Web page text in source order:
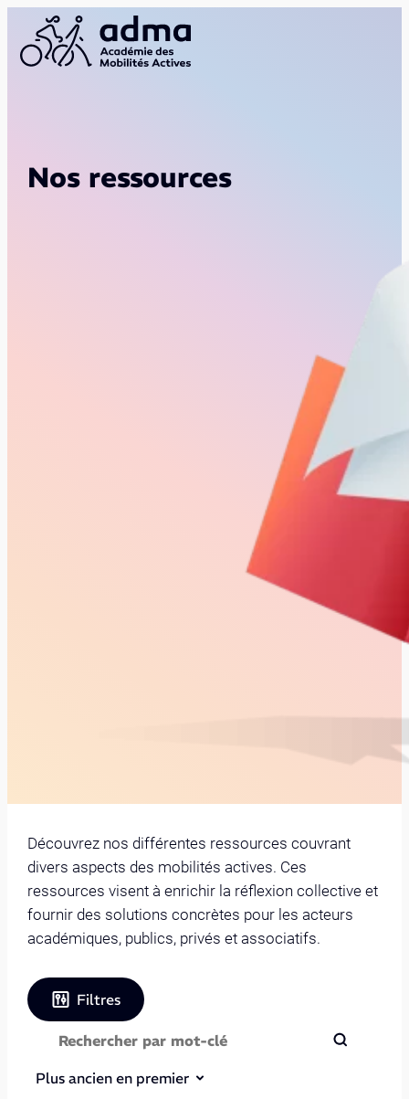
Nos ressources
Découvrez nos différentes ressources couvrant
divers aspects des mobilités actives. Ces
ressources visent à enrichir la réflexion collective et
fournir des solutions concrètes pour les acteurs
académiques, publics, privés et associatifs.
Filtres
Plus ancien en premier